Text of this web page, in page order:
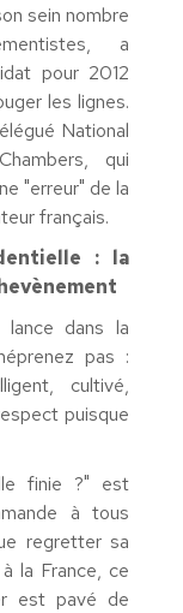
sein nombre
a
pour 2012
les lignes.
National
qui
"erreur" de la
français.
: la
lance dans la
pas :
cultivé,
puisque
finie ?" est
à tous
regretter sa
la France, ce
est pavé de